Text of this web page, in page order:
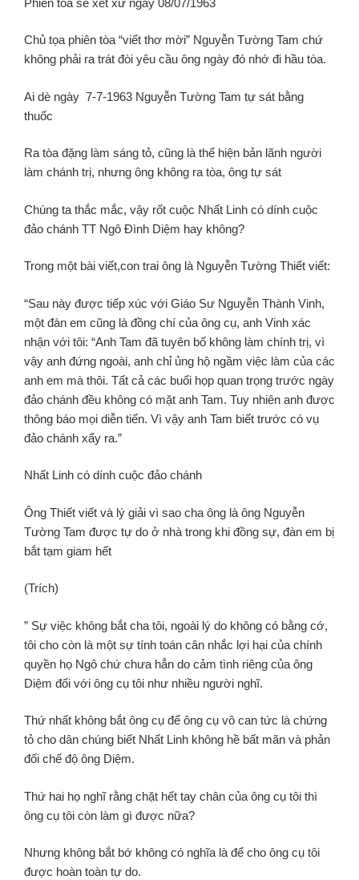
Chủ tọa phiên tòa “viết thơ mời” Nguyễn Tường Tam chứ
không phải ra trát đòi yêu cầu ông ngày đó nhớ đi hầu tòa.
Ai dè ngày 7-7-1963 Nguyễn Tường Tam tự sát bằng
thuốc
Ra tòa đặng làm sáng tỏ, cũng là thể hiện bản lãnh người
làm chánh trị, nhưng ông không ra tòa, ông tự sát
Chúng ta thắc mắc, vậy rốt cuộc Nhất Linh có dính cuộc
đảo chánh TT Ngô Đình Diệm hay không?
Trong một bài viết,con trai ông là Nguyễn Tường Thiết viết:
“Sau này được tiếp xúc với Giáo Sư Nguyễn Thành Vinh,
một đàn em cũng là đồng chí của ông cụ, anh Vinh xác
nhận với tôi: “Anh Tam đã tuyên bố không làm chính trị, vì
vậy anh đứng ngoài, anh chỉ ủng hộ ngầm việc làm của các
anh em mà thôi. Tất cả các buổi họp quan trọng trước ngày
đảo chánh đều không có mặt anh Tam. Tuy nhiên anh được
thông báo mọi diễn tiến. Vì vậy anh Tam biết trước có vụ
đảo chánh xẩy ra.”
Nhất Linh có dính cuộc đảo chánh
Ông Thiết viết và lý giải vì sao cha ông là ông Nguyễn
Tường Tam được tự do ở nhà trong khi đồng sự, đàn em bị
bắt tạm giam hết
(Trích)
” Sự việc không bắt cha tôi, ngoài lý do không có bằng cớ,
tôi cho còn là một sự tính toán cân nhắc lợi hại của chính
quyền họ Ngô chứ chưa hẳn do cảm tình riêng của ông
Diệm đối với ông cụ tôi như nhiều người nghĩ.
Thứ nhất không bắt ông cụ để ông cụ vô can tức là chứng
tỏ cho dân chúng biết Nhất Linh không hề bất mãn và phản
đối chế độ ông Diệm.
Thứ hai họ nghĩ rằng chặt hết tay chân của ông cụ tôi thì
ông cụ tôi còn làm gì được nữa?
Nhưng không bắt bớ không có nghĩa là để cho ông cụ tôi
được hoàn toàn tự do.